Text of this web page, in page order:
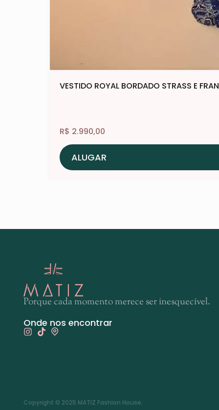
VESTIDO ROYAL BORDADO STRASS E
R$ 2.990,00
ALUGAR
Porque cada momento merece ser inesquecível.
Onde nos encontrar
Copyright © 2025 MATIZ Fashion House.